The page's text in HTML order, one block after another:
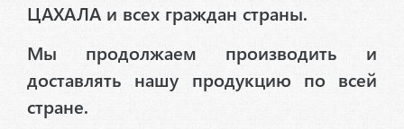
ЦАХАЛА и всех граждан страны.
Мы продолжаем производить и
доставлять нашу продукцию по всей
стране.